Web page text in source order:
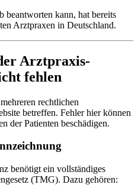
beantworten kann, hat bereits
Arztpraxen in Deutschland.
Arztpraxis-
fehlen
rechtlichen
betreffen. Fehler hier können
der Patienten beschädigen.
benötigt ein vollständiges
(TMG). Dazu gehören: